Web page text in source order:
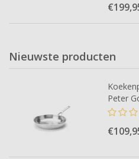
€199,
Nieuwste producten
Peter
€109,